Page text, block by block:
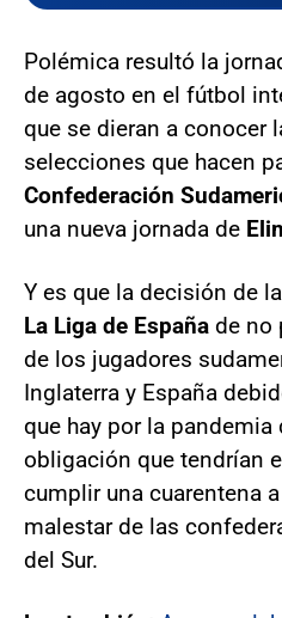
Polémica resultó la
de agosto en el fútbol
que se dieran a conocer
selecciones que hacen
Confederación
una nueva jornada de
Y es que la decisión de la
La Liga de España de no
de los jugadores
Inglaterra y España
que hay por la
obligación que tendrían
cumplir una cuarentena
malestar de las
del Sur.